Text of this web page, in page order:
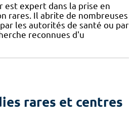
est expert dans la prise en
rares. Il abrite de nombreuses
les autorités de santé ou par
reconnues d'u
rares et centres